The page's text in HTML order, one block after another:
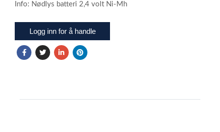
Info: Nødlys batteri 2,4 volt Ni-Mh
Logg inn for å handle